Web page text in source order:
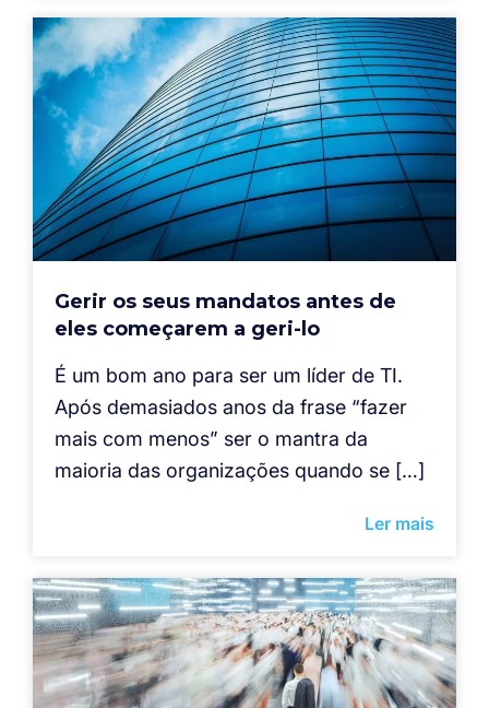
Gerir os seus mandatos antes de
eles começarem a geri-lo
É um bom ano para ser um líder de TI.
Após demasiados anos da frase “fazer
mais com menos” ser o mantra da
maioria das organizações quando se […]
Ler mais